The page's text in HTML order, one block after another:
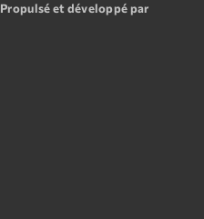
Propulsé et développé par